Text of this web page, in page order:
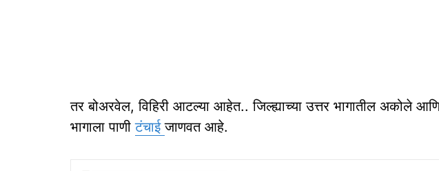
तर बोअरवेल, विहिरी आटल्या आहेत.. जिल्ह्याच्या उत्तर भागातील अकोले
भागाला पाणीटंचाईजाणवत आहे.